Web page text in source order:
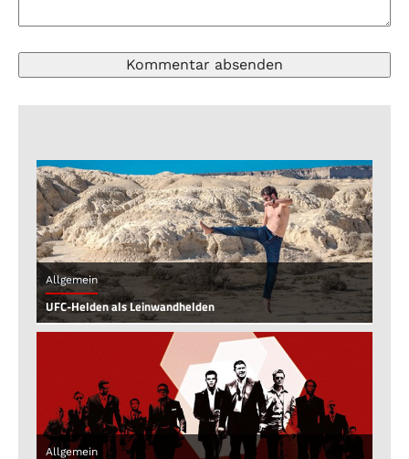
Allgemein
UFC-Helden als Leinwandhelden
Allgemein